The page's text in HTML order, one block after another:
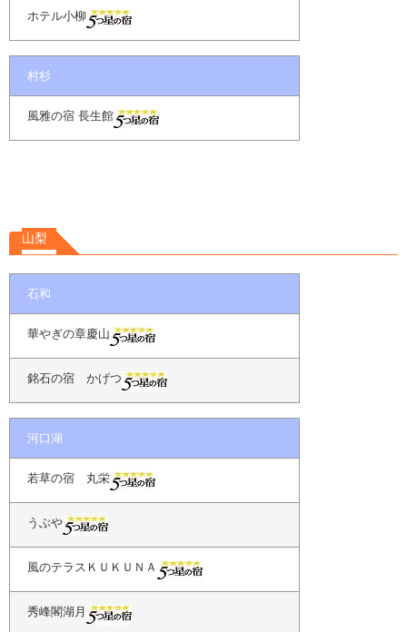
ホテル小柳
村杉
風雅の宿 長生館
山梨
石和
華やぎの章慶山
銘石の宿 かげつ
河口湖
若草の宿 丸栄
うぶや
風のテラスＫＵＫＵＮＡ
秀峰閣湖月